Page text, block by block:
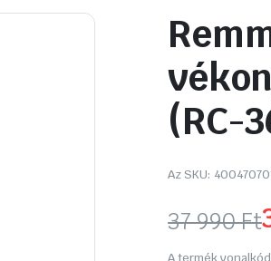
(RC-
Az SKU:
37 990Ft
Original
Current